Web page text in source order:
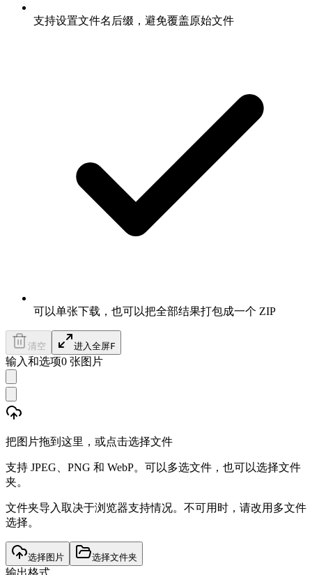
支持设置文件名后缀，避免覆盖原始文件
可以单张下载，也可以把全部结果打包成一个 ZIP
清空 进入全屏F
输入和选项0 张图片
把图片拖到这里，或点击选择文件
支持 JPEG、PNG 和 WebP。可以多选文件，也可以选择文件
夹。
文件夹导入取决于浏览器支持情况。不可用时，请改用多文件
选择。
选择图片 选择文件夹
输出格式